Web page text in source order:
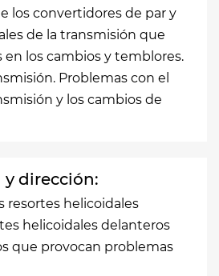
los convertidores de par y
de la transmisión que
en los cambios y temblores.
Problemas con el
y los cambios de
y dirección:
resortes helicoidales
helicoidales delanteros
que provocan problemas